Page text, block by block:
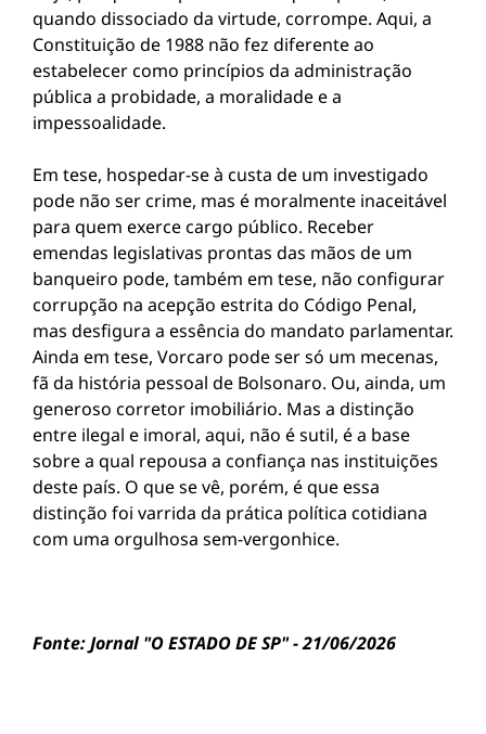
quando dissociado da virtude, corrompe. Aqui, a
Constituição de 1988 não fez diferente ao
estabelecer como princípios da administração
pública a probidade, a moralidade e a
impessoalidade.
Em tese, hospedar-se à custa de um investigado
pode não ser crime, mas é moralmente inaceitável
para quem exerce cargo público. Receber
emendas legislativas prontas das mãos de um
banqueiro pode, também em tese, não configurar
corrupção na acepção estrita do Código Penal,
mas desfigura a essência do mandato parlamentar.
Ainda em tese, Vorcaro pode ser só um mecenas,
fã da história pessoal de Bolsonaro. Ou, ainda, um
generoso corretor imobiliário. Mas a distinção
entre ilegal e imoral, aqui, não é sutil, é a base
sobre a qual repousa a confiança nas instituições
deste país. O que se vê, porém, é que essa
distinção foi varrida da prática política cotidiana
com uma orgulhosa sem-vergonhice.
Fonte: Jornal "O ESTADO DE SP" - 21/06/2026